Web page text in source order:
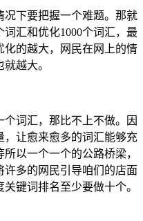
下要把握一个难题。那就
汇和优化1000个词汇，最
的越大，网民在网上的情
越大。
词汇，那比不上不做。因
，让愈来愈多的词汇能够充
以一个一个的公路桥梁，
多的网民引导咱们的店面
键词排名至少要做十个。